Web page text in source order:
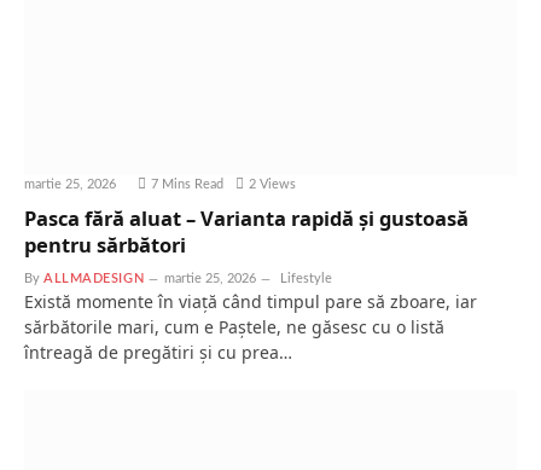
martie 25, 2026 7 Mins Read 2 Views
Pasca fără aluat – Varianta rapidă și gustoasă
pentru sărbători
By ALLMADESIGN martie 25, 2026 Lifestyle
Există momente în viață când timpul pare să zboare, iar
sărbătorile mari, cum e Paștele, ne găsesc cu o listă
întreagă de pregătiri și cu prea…